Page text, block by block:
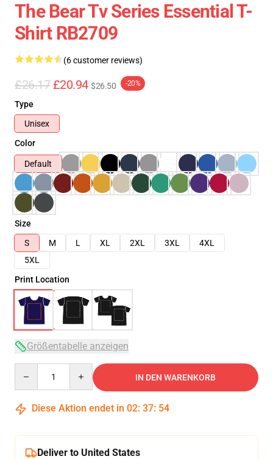
The Bear Tv Series Essential T-
Shirt RB2709
(6 customer reviews)
£26.17 £20.94 $26.50 -20%
Type
Unisex
Color
Default
Size
S
M L XL 2XL 3XL
4XL
5XL
Print Location
Größentabelle anzeigen
IN DEN WARENKORB
Diese Aktion endet in 02: 37: 54
Deliver to United States